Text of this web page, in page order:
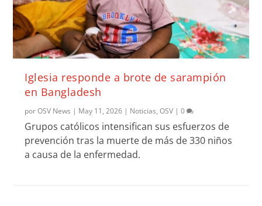
Iglesia responde a brote de sarampión
en Bangladesh
porOSV News | May 11, 2026 | Noticias,OSV |0
Grupos católicos intensifican sus esfuerzos de
prevención tras la muerte de más de 330 niños
a causa de la enfermedad.